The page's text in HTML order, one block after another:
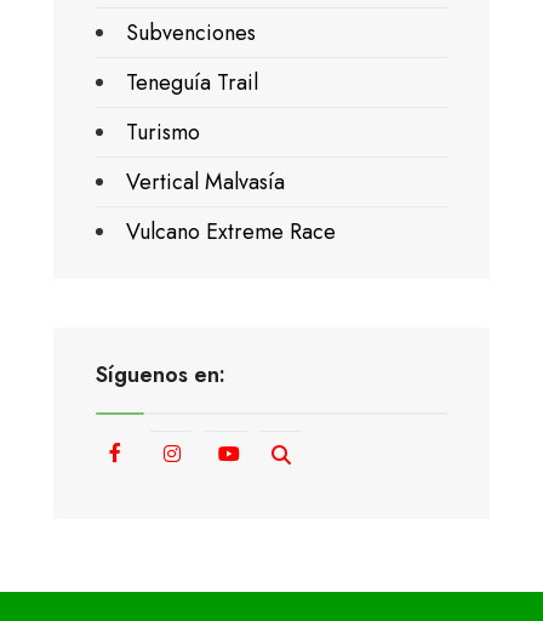
Subvenciones
Teneguía Trail
Turismo
Vertical Malvasía
Vulcano Extreme Race
Síguenos en: